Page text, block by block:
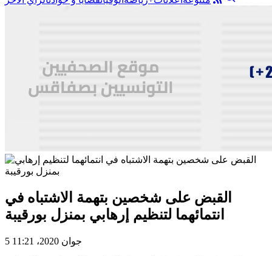
القبض على شخصين بتهمة الاشتباه في
انتمائهما لتنظيم إرهابي بمنزل بورقيبة
5 جوان 2020، 11:21